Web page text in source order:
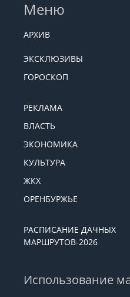
Меню
АРХИВ
ЭКСКЛЮЗИВЫ
ГОРОСКОП
РЕКЛАМА
ВЛАСТЬ
ЭКОНОМИКА
КУЛЬТУРА
ЖКХ
ОРЕНБУРЖЬЕ
РАСПИСАНИЕ ДАЧНЫХ
МАРШРУТОВ-2026
Использование